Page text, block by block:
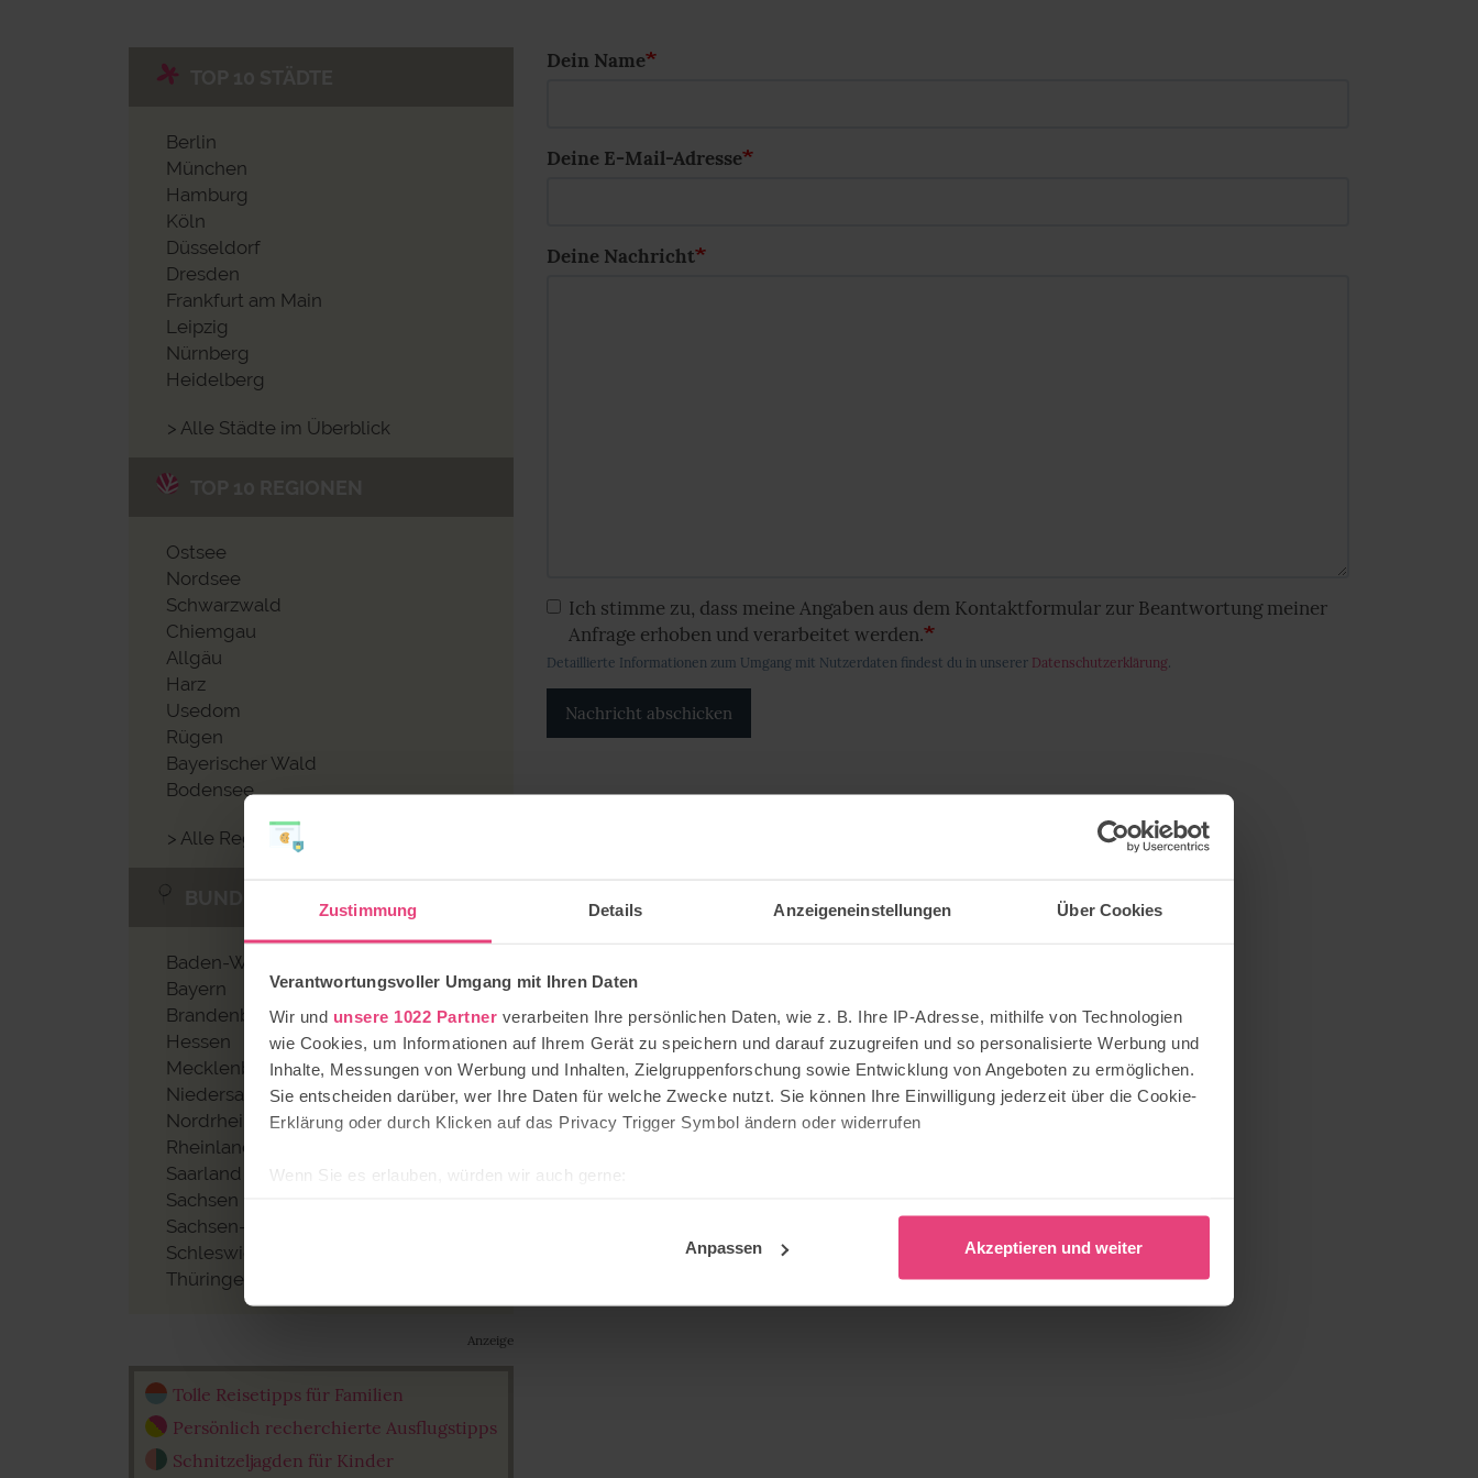
Zustimmung Details Anzeigeneinstellungen Über Cookies
Verantwortungsvoller Umgang mit Ihren Daten
Wir und unsere 1022 Partner verarbeiten Ihre persönlichen Daten, wie z. B. Ihre IP-Adresse, mithilfe von Technologien
wie Cookies, um Informationen auf Ihrem Gerät zu speichern und darauf zuzugreifen und so personalisierte Werbung und
Inhalte, Messungen von Werbung und Inhalten, Zielgruppenforschung sowie Entwicklung von Angeboten zu ermöglichen.
Sie entscheiden darüber, wer Ihre Daten für welche Zwecke nutzt. Sie können Ihre Einwilligung jederzeit über die Cookie-
Erklärung oder durch Klicken auf das Privacy Trigger Symbol ändern oder widerrufen
Wenn Sie es erlauben, würden wir auch gerne:
Erfahren Sie mehr darüber, wie Ihre persönlichen Daten verarbeitet werden, und legen Sie Ihre Präferenzen im
StadtLandTour.de verwendet Cookies
Einige von ihnen sind notwendig, während andere nicht notwendig sind, jedoch helfen das Onlineangebot zu verbessern
und wirtschaftlich zu betreiben. Du kannst in den Einsatz der nicht notwendigen Cookies mit dem Klick auf die
alle vorausgewählten, bzw. von dir ausgewählten Cookies. Du kannst diese Einstellungen jederzeit aufrufen und Cookies
Anpassen Akzeptieren und weiter
Dein Name
Deine E-Mail-Adresse
Deine Nachricht
Ich stimme zu, dass meine Angaben aus dem Kontaktformular zur Beantwortung meiner
Anfrage erhoben und verarbeitet werden.
Detaillierte Informationen zum Umgang mit Nutzerdaten findest du in unserer Datenschutzerklärung.
Nachricht abschicken
Berlin
München
Hamburg
Köln
Düsseldorf
Dresden
Frankfurt am Main
Leipzig
Nürnberg
Heidelberg
> Alle Städte im Überblick
Ostsee
Nordsee
Schwarzwald
Chiemgau
Allgäu
Harz
Usedom
Rügen
Bayerischer Wald
Bodensee
> Alle Regionen im Überblick
Baden-Württemberg
Bayern
Brandenburg
Hessen
Mecklenburg-Vorpommern
Niedersachsen
Nordrhein-Westfalen
Rheinland-Pfalz
Saarland
Sachsen
Sachsen-Anhalt
Schleswig-Holstein
Thüringen
Anzeige
Tolle Reisetipps für Familien
Persönlich recherchierte Ausflugstipps
Schnitzeljagden für Kinder